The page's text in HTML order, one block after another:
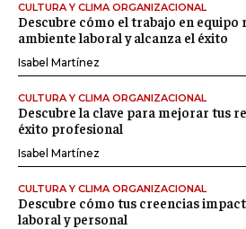
CULTURA Y CLIMA ORGANIZACIONAL
Descubre cómo el trabajo en equipo
ambiente laboral y alcanza el éxito
Isabel Martínez
CULTURA Y CLIMA ORGANIZACIONAL
Descubre la clave para mejorar tus
éxito profesional
Isabel Martínez
CULTURA Y CLIMA ORGANIZACIONAL
Descubre cómo tus creencias
laboral y personal